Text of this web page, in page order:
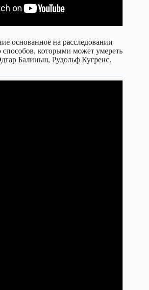
основанное на расследовании
способов, которыми может умереть
Балиньш, Рудольф Кугренс.